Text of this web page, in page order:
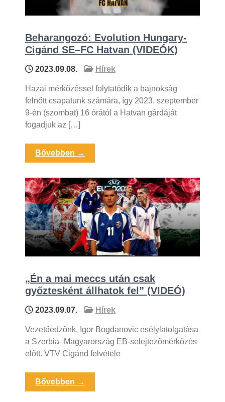
Beharangozó: Evolution Hungary-
Cigánd SE–FC Hatvan (VIDEÓK)
2023.09.08. Hírek
Hazai mérkőzéssel folytatódik a bajnokság
felnőtt csapatunk számára, így 2023. szeptember
9-én (szombat) 16 órától a Hatvan gárdáját
fogadjuk az […]
Bővebben →
„Én a mai meccs után csak
győztesként állhatok fel” (VIDEÓ)
2023.09.07. Hírek
Vezetőedzőnk, Igor Bogdanovic esélylatolgatása
a Szerbia–Magyarország EB-selejtezőmérkőzés
előtt. VTV Cigánd felvétele
Bővebben →